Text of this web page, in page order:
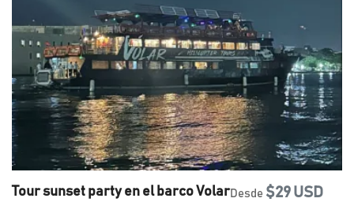
Tour sunset party en el barco VolarDesde $29 USD